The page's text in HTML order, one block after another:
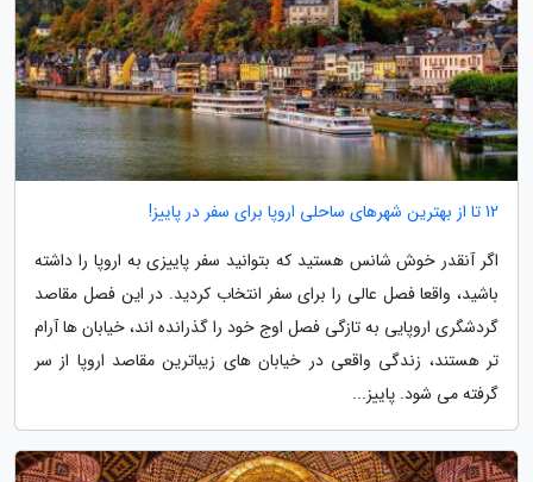
12 تا از بهترین شهرهای ساحلی اروپا برای سفر در پاییز!
اگر آنقدر خوش شانس هستید که بتوانید سفر پاییزی به اروپا را داشته
باشید، واقعا فصل عالی را برای سفر انتخاب کردید. در این فصل مقاصد
گردشگری اروپایی به تازگی فصل اوج خود را گذرانده اند، خیابان ها آرام
تر هستند، زندگی واقعی در خیابان های زیباترین مقاصد اروپا از سر
گرفته می شود. پاییز...